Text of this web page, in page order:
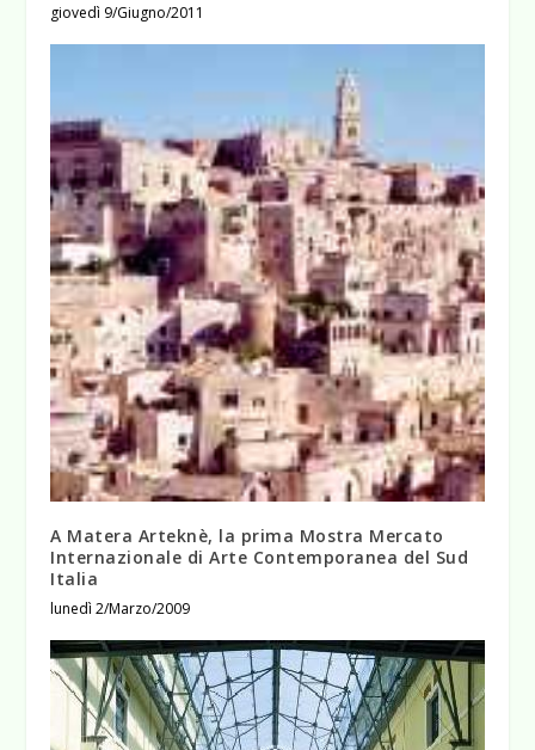
giovedì 9/Giugno/2011
A Matera Arteknè, la prima Mostra Mercato
Internazionale di Arte Contemporanea del Sud
Italia
lunedì 2/Marzo/2009